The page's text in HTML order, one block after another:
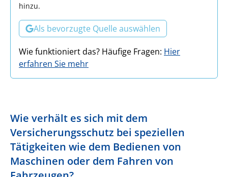
hinzu.
Als bevorzugte Quelle auswählen
Wie funktioniert das? Häufige Fragen: Hier
erfahren Sie mehr
Wie verhält es sich mit dem
Versicherungsschutz bei speziellen
Tätigkeiten wie dem Bedienen von
Maschinen oder dem Fahren von